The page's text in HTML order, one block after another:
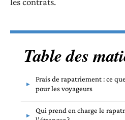
Table des
Frais de rapatriement : ce
pour les voyageurs
Qui prend en charge le